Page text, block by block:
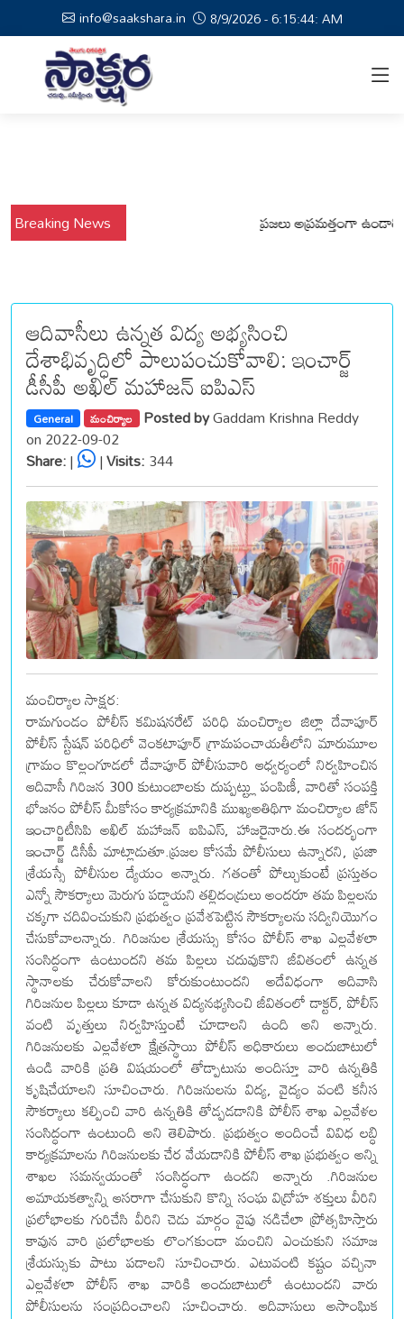
info@saakshara.in 8/9/2026 - 6:15:45: AM
Breaking News
నేపథ్యంలో కోటపల్లి, వేమనపల్లి మండలాల ప్రజలు అప్రమత్తంగా ఉండాలి
ఆదివాసీలు ఉన్నత విద్య అభ్యసించి
దేశాభివృద్ధిలో పాలుపంచుకోవాలి: ఇంచార్జ్
డీసీపీ అఖిల్ మహాజన్ ఐపిఎస్
General మంచిర్యాల Posted byGaddam Krishna Reddy
on 2022-09-02
Share:| |Visits:344
మంచిర్యాల సాక్షర:
రామగుండం పోలీస్ కమిషనరేట్ పరిధి మంచిర్యాల జిల్లా దేవాపూర్
పోలీస్ స్టేషన్ పరిధిలో వెంకటాపూర్ గ్రామపంచాయతీలోని మారుమూల
గ్రామం కొల్లంగూడలో దేవాపూర్ పోలీసువారి ఆధ్వర్యంలో నిర్వహించిన
ఆదివాసీ గిరిజన 300 కుటుంబాలకు దుప్పట్ట్లు పంపిణీ, వారితో సంపక్తి
భోజనం పోలీస్ మీకోసం కార్యక్రమానికి ముఖ్యఅతిథిగా మంచిర్యాల జోన్
ఇంచార్జిటీసిపి అఖిల్ మహాజన్ ఐపిఎస్, హాజరైనారు.ఈ సందర్భంగా
ఇంచార్జ్ డిసీపీ మాట్లాడుతూ.ప్రజల కోసమే పోలీసులు ఉన్నారని, ప్రజా
శ్రేయస్సే పోలీసుల ద్యేయం అన్నారు. గతంతో పోల్చుకుంటే ప్రస్తుతం
ఎన్నో సౌకర్యాలు మెరుగు పడ్డాయని తల్లిదండ్రులు అందరూ తమ పిల్లలను
చక్కగా చదివించుకుని ప్రభుత్వం ప్రవేశపెట్టిన సౌకర్యాలను సద్వినియొగం
చేసుకోవాలన్నారు. గిరిజనుల శ్రేయస్సు కోసం పోలీస్ శాఖ ఎల్లవేళలా
సంసిద్ధంగా ఉంటుందని తమ పిల్లలు చదువుకొని జీవితంలో ఉన్నత
స్థానాలకు చేరుకోవాలని కోరుకుంటుందని అదేవిధంగా ఆదివాసి
గిరిజనుల పిల్లలు కూడా ఉన్నత విద్యనభ్యసించి జీవితంలో డాక్టర్, పోలీస్
వంటి వృత్తులు నిర్వహిస్తుంటే చూడాలని ఉంది అని అన్నారు.
గిరిజనులకు ఎల్లవేళలా క్షేత్రస్థాయి పోలీస్ అధికారులు అందుబాటులో
ఉండి వారికి ప్రతి విషయంలో తోడ్పాటును అందిస్తూ వారి ఉన్నతికి
కృషిచేయాలని సూచించారు. గిరిజనులను విద్య, వైద్యం వంటి కనీస
సౌకర్యాలు కల్పించి వారి ఉన్నతికి తోడ్పడడానికి పోలీస్ శాఖ ఎల్లవేళల
సంసిద్ధంగా ఉంటుంది అని తెలిపారు. ప్రభుత్వం అందించే వివిధ లబ్ధి
కార్యక్రమాలను గిరిజనులకు చేర వేయడానికి పోలీస్ శాఖ ప్రభుత్వం అన్ని
శాఖల సమన్వయంతో సంసిద్ధంగా ఉందని అన్నారు .గిరిజనుల
అమాయకత్వాన్ని ఆసరాగా చేసుకుని కొన్ని సంఘ విద్రోహ శక్తులు వీరిని
ప్రలోభాలకు గురిచేసి వీరిని చెడు మార్గం వైపు నడిచేలా ప్రోత్సహిస్తారు
కావున వారి ప్రలోభాలకు లొంగకుండా మంచిని ఎంచుకుని సమాజ
శ్రేయస్సుకు పాటు పడాలని సూచించారు. ఎటువంటి కష్టం వచ్చినా
ఎల్లవేళలా పోలీస్ శాఖ వారికి అందుబాటులో ఉంటుందని వారు
పోలీసులను సంప్రదించాలని సూచించారు. ఆదివాసులు అసాంఘిక